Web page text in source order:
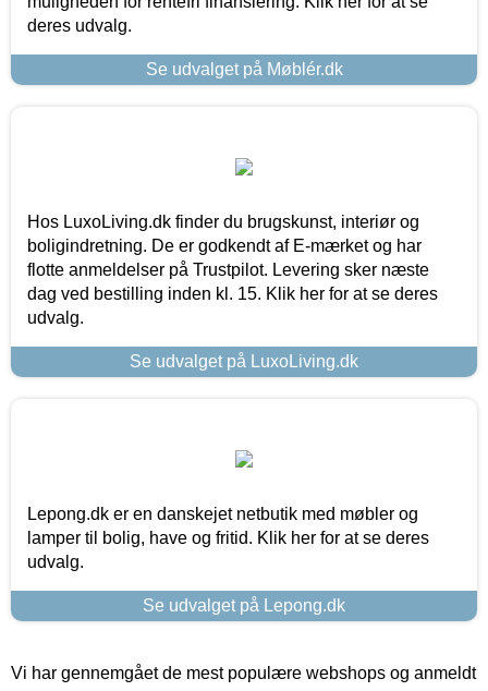
deres udvalg.
Se udvalget på Møblér.dk
Hos LuxoLiving.dk finder du brugskunst, interiør og
boligindretning. De er godkendt af E-mærket og har
flotte anmeldelser på Trustpilot. Levering sker næste
dag ved bestilling inden kl. 15. Klik her for at se deres
udvalg.
Se udvalget på LuxoLiving.dk
Lepong.dk er en danskejet netbutik med møbler og
lamper til bolig, have og fritid. Klik her for at se deres
udvalg.
Se udvalget på Lepong.dk
Vi har gennemgået de mest populære webshops og anmeldt